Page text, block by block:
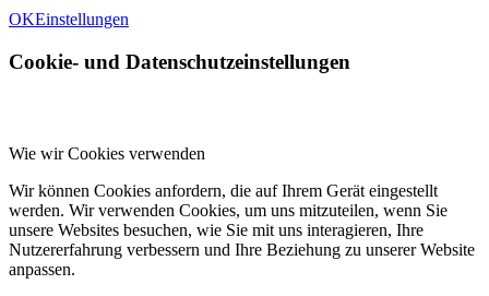
OKEinstellungen
Cookie- und Datenschutzeinstellungen
Wie wir Cookies verwenden
Wir können Cookies anfordern, die auf Ihrem Gerät eingestellt
werden. Wir verwenden Cookies, um uns mitzuteilen, wenn Sie
unsere Websites besuchen, wie Sie mit uns interagieren, Ihre
Nutzererfahrung verbessern und Ihre Beziehung zu unserer Website
anpassen.